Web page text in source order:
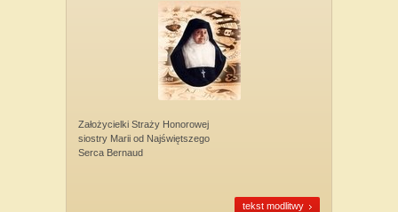
Założycielki Straży Honorowej
siostry Marii od Najświętszego
Serca Bernaud
tekst modlitwy